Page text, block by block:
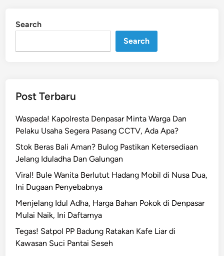
o
o
d
o
n
g
,
O
k
n
m
P
e
r
Search
Search
Post Terbaru
Waspada! Kapolresta Denpasar Minta Warga Dan
Pelaku Usaha Segera Pasang CCTV, Ada Apa?
Stok Beras Bali Aman? Bulog Pastikan Ketersediaan
Jelang Iduladha Dan Galungan
Viral! Bule Wanita Berlutut Hadang Mobil di Nusa Dua,
Ini Dugaan Penyebabnya
Menjelang Idul Adha, Harga Bahan Pokok di Denpasar
Mulai Naik, Ini Daftarnya
Tegas! Satpol PP Badung Ratakan Kafe Liar di
Kawasan Suci Pantai Seseh